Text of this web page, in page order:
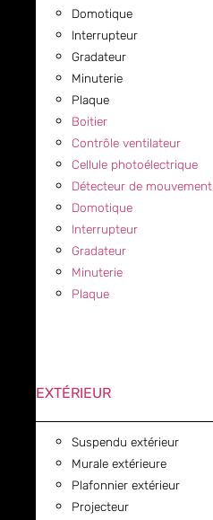
Domotique
Interrupteur
Gradateur
Minuterie
Plaque
Boitier
Contrôle ventilateur
Cellule photoélectrique
Détecteur de mouvement
Domotique
Interrupteur
Gradateur
Minuterie
Plaque
EXTÉRIEUR
Suspendu extérieur
Murale extérieure
Plafonnier extérieur
Projecteur